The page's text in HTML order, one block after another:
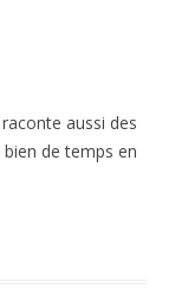
aussi des
de temps en